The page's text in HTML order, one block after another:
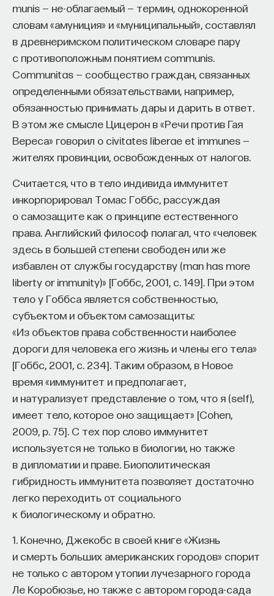
munis — не-облагаемый — термин, однокоренной
словам «амуниция» и «муниципальный», составлял
в древнеримском политическом словаре пару
с противоположным понятием communis.
Communitas — сообщество граждан, связанных
определенными обязательствами, например,
обязанностью принимать дары и дарить в ответ.
В этом же смысле Цицерон в «Речи против Гая
Вереса» говорил о civitates liberae et immunes —
жителях провинции, освобожденных от налогов.
Считается, что в тело индивида иммунитет
инкорпорировал Томас Гоббс, рассуждая
о самозащите как о принципе естественного
права. Английский философ полагал, что «человек
здесь в большей степени свободен или же
избавлен от службы государству (man has more
liberty or immunity)» [Гоббс, 2001, с. 149]. При этом
тело у Гоббса является собственностью,
субъектом и объектом самозащиты:
«Из объектов права собственности наиболее
дороги для человека его жизнь и члены его тела»
[Гоббс, 2001, с. 234]. Таким образом, в Новое
время «иммунитет и предполагает,
и натурализует представление о том, что я (self),
имеет тело, которое оно защищает» [Cohen,
2009, р. 75]. С тех пор слово иммунитет
используется не только в биологии, но также
в дипломатии и праве. Биополитическая
гибридность иммунитета позволяет достаточно
легко переходить от социального
к биологическому и обратно.
1. Конечно, Джекобс в своей книге «Жизнь
и смерть больших американских городов» спорит
не только с автором утопии лучезарного города
Ле Коробюзье, но также с автором города-сада